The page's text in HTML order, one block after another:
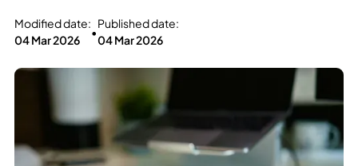
Modified date:
04 Mar 2026
•
Published date:
04 Mar 2026